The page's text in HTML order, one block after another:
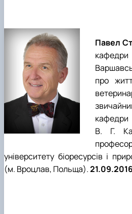
Павел
про
кафедри
В. Г.
університету біоресурсів і
(м. Вроцлав, Польща).21.09.2016